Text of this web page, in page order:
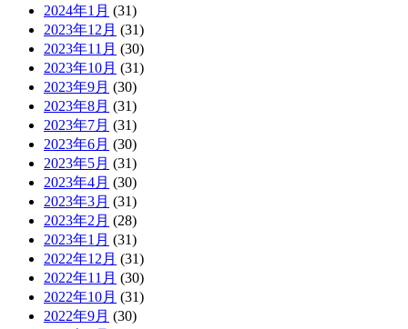
2024年1月 (31)
2023年12月 (31)
2023年11月 (30)
2023年10月 (31)
2023年9月 (30)
2023年8月 (31)
2023年7月 (31)
2023年6月 (30)
2023年5月 (31)
2023年4月 (30)
2023年3月 (31)
2023年2月 (28)
2023年1月 (31)
2022年12月 (31)
2022年11月 (30)
2022年10月 (31)
2022年9月 (30)